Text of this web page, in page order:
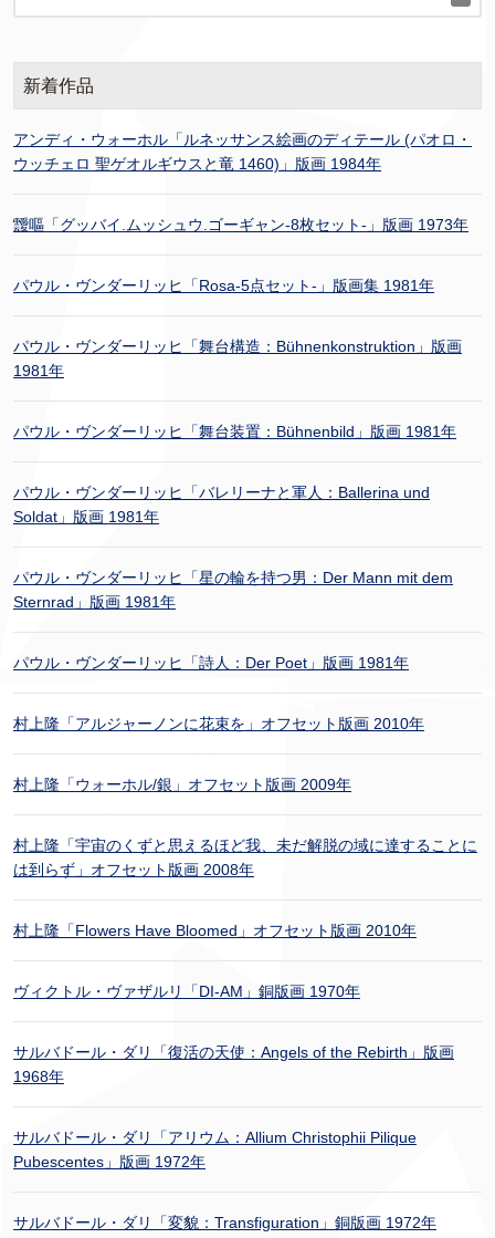
新着作品
アンディ・ウォーホル「ルネッサンス絵画のディテール (パオロ・
ウッチェロ 聖ゲオルギウスと竜 1460)」版画 1984年
靉嘔「グッバイ.ムッシュウ.ゴーギャン-8枚セット-」版画 1973年
パウル・ヴンダーリッヒ「Rosa-5点セット-」版画集 1981年
パウル・ヴンダーリッヒ「舞台構造：Bühnenkonstruktion」版画
1981年
パウル・ヴンダーリッヒ「舞台装置：Bühnenbild」版画 1981年
パウル・ヴンダーリッヒ「バレリーナと軍人：Ballerina und
Soldat」版画 1981年
パウル・ヴンダーリッヒ「星の輪を持つ男：Der Mann mit dem
Sternrad」版画 1981年
パウル・ヴンダーリッヒ「詩人：Der Poet」版画 1981年
村上隆「アルジャーノンに花束を」オフセット版画 2010年
村上隆「ウォーホル/銀」オフセット版画 2009年
村上隆「宇宙のくずと思えるほど我、未だ解脱の域に達することに
は到らず」オフセット版画 2008年
村上隆「Flowers Have Bloomed」オフセット版画 2010年
ヴィクトル・ヴァザルリ「DI-AM」銅版画 1970年
サルバドール・ダリ「復活の天使：Angels of the Rebirth」版画
1968年
サルバドール・ダリ「アリウム：Allium Christophii Pilique
Pubescentes」版画 1972年
サルバドール・ダリ「変貌：Transfiguration」銅版画 1972年